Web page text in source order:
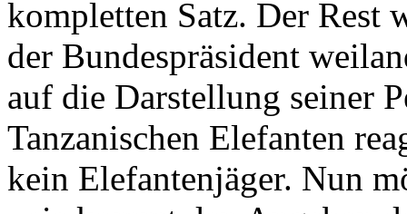
kompletten Satz. Der Rest
der Bundespräsident
auf die Darstellung seiner
Tanzanischen Elefanten
kein Elefantenjäger. Nun